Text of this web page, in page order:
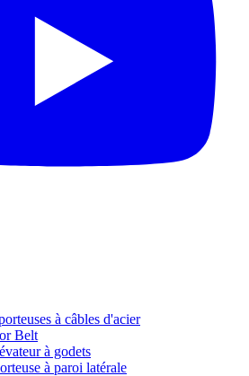
à câbles d'acier
Belt
à godets
à paroi latérale